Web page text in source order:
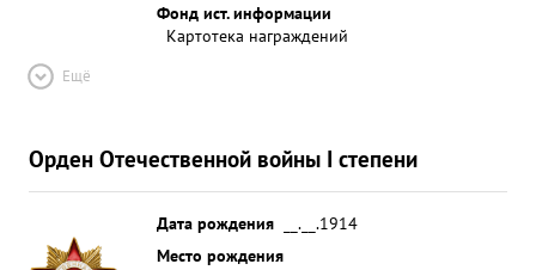
Фонд ист. информации
Картотека награждений
Ещё
Орден Отечественной войны I степени
Дата рождения
__.__.1914
Место рождения